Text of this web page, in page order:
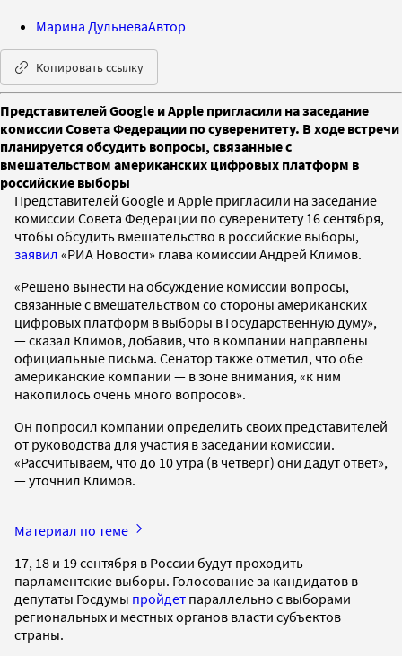
Марина ДульневаАвтор
Копировать ссылку
Представителей Google и Apple пригласили на заседание
комиссии Совета Федерации по суверенитету. В ходе встречи
планируется обсудить вопросы, связанные с
вмешательством американских цифровых платформ в
российские выборы
Представителей Google и Apple пригласили на заседание
комиссии Совета Федерации по суверенитету 16 сентября,
чтобы обсудить вмешательство в российские выборы,
заявил «РИА Новости» глава комиссии Андрей Климов.
«Решено вынести на обсуждение комиссии вопросы,
связанные с вмешательством со стороны американских
цифровых платформ в выборы в Государственную думу»,
— сказал Климов, добавив, что в компании направлены
официальные письма. Сенатор также отметил, что обе
американские компании — в зоне внимания, «к ним
накопилось очень много вопросов».
Он попросил компании определить своих представителей
от руководства для участия в заседании комиссии.
«Рассчитываем, что до 10 утра (в четверг) они дадут ответ»,
— уточнил Климов.
Материал по теме
17, 18 и 19 сентября в России будут проходить
парламентские выборы. Голосование за кандидатов в
депутаты Госдумы пройдет параллельно с выборами
региональных и местных органов власти субъектов
страны.